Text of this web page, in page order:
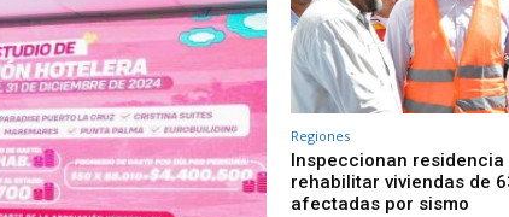
Regiones
Inspeccionan residencia
rehabilitar viviendas de
afectadas por sismo